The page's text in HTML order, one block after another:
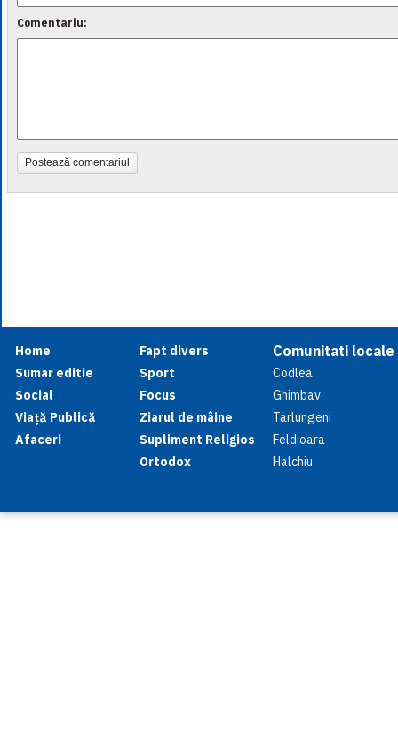
Comentariu:
Postează comentariul
Home
Sumar editie
Social
Viață Publică
Afaceri
Fapt divers
Sport
Focus
Ziarul de mâine
Supliment Religios
Ortodox
Comunitati locale
Codlea
Ghimbav
Tarlungeni
Feldioara
Halchiu